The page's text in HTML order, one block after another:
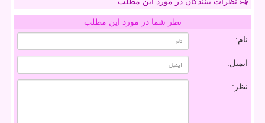
نظر شما در مورد این مطلب
نام:
ایمیل:
نظر: